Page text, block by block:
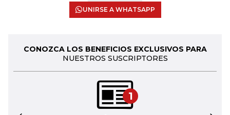
UNIRSE A WHATSAPP
CONOZCA LOS BENEFICIOS EXCLUSIVOS PARA
NUESTROS SUSCRIPTORES
1